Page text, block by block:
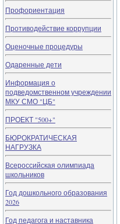
Профориентация
Противодействие коррупции
Оценочные процедуры
Одаренные дети
Информация о
подведомственном учреждении
МКУ СМО "ЦБ"
ПРОЕКТ "500+"
БЮРОКРАТИЧЕСКАЯ
НАГРУЗКА
Всероссийская олимпиада
школьников
Год дошкольного образования
2026
Год педагога и наставника